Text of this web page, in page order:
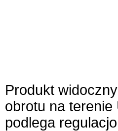
Produkt
obrotu na
podlega